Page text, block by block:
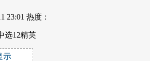
23:01 热度：
选12精英